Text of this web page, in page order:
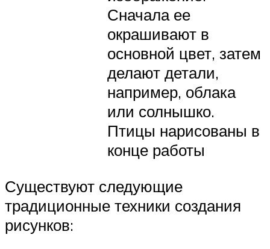
Сначала ее
окрашивают в
основной цвет, затем
делают детали,
например, облака
или солнышко.
Птицы нарисованы в
конце работы
Существуют следующие
традиционные техники создания
рисунков: